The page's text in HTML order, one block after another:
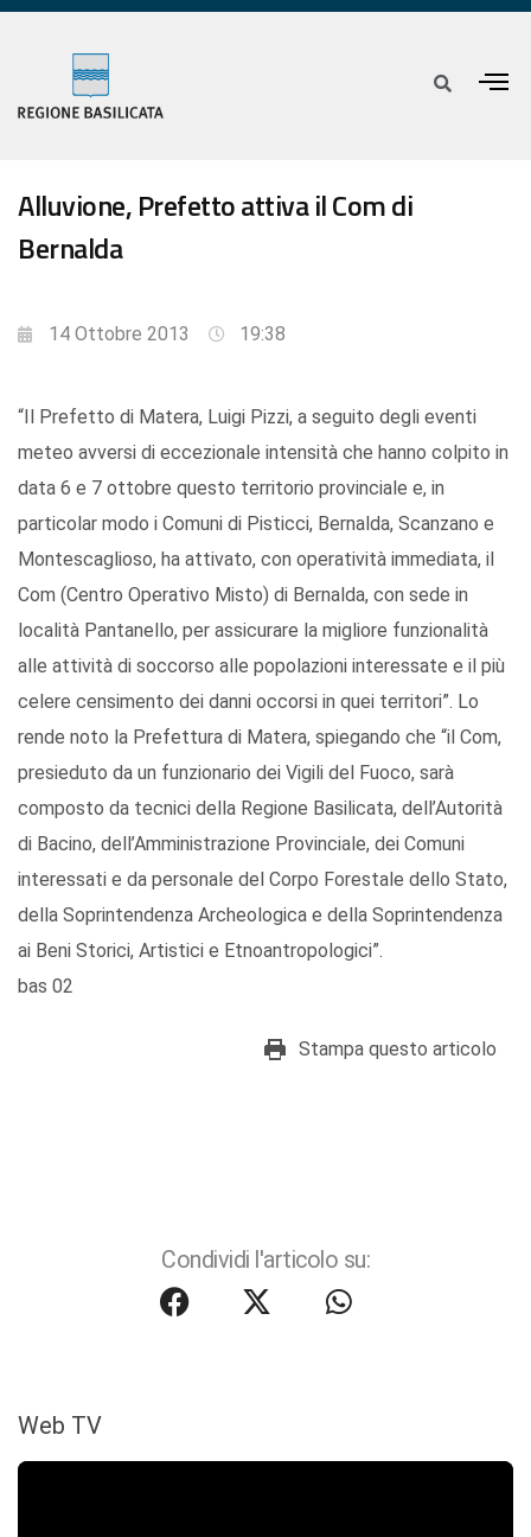
Alluvione, Prefetto attiva il Com di
Bernalda
14 Ottobre 2013 19:38
“Il Prefetto di Matera, Luigi Pizzi, a seguito degli eventi
meteo avversi di eccezionale intensità che hanno colpito in
data 6 e 7 ottobre questo territorio provinciale e, in
particolar modo i Comuni di Pisticci, Bernalda, Scanzano e
Montescaglioso, ha attivato, con operatività immediata, il
Com (Centro Operativo Misto) di Bernalda, con sede in
località Pantanello, per assicurare la migliore funzionalità
alle attività di soccorso alle popolazioni interessate e il più
celere censimento dei danni occorsi in quei territori”. Lo
rende noto la Prefettura di Matera, spiegando che “il Com,
presieduto da un funzionario dei Vigili del Fuoco, sarà
composto da tecnici della Regione Basilicata, dell’Autorità
di Bacino, dell’Amministrazione Provinciale, dei Comuni
interessati e da personale del Corpo Forestale dello Stato,
della Soprintendenza Archeologica e della Soprintendenza
ai Beni Storici, Artistici e Etnoantropologici”.
bas 02
Stampa questo articolo
Condividi l'articolo su:
Web TV